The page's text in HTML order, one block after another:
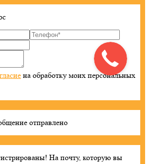
на обработку моих персональных
отправлено
На почту, которую вы